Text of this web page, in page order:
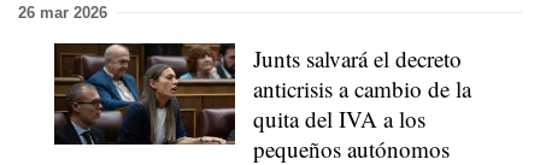
26 mar 2026
Junts salvará el decreto
anticrisis a cambio de la
quita del IVA a los
pequeños autónomos